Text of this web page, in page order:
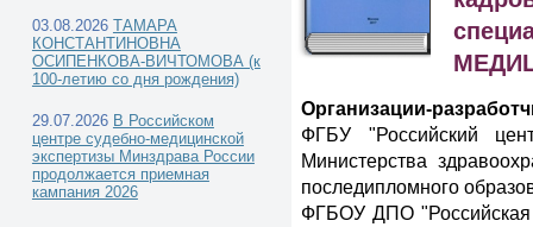
03.08.2026 ТАМАРА
КОНСТАНТИНОВНА
ОСИПЕНКОВА-ВИЧТОМОВА (к
100-летию со дня рождения)
29.07.2026 В Российском
центре судебно-медицинской
экспертизы Минздрава России
продолжается приемная
кампания 2026
Организации-
ФГБУ "Российский
Министерства
последипломного
ФГБОУ ДПО "Российская